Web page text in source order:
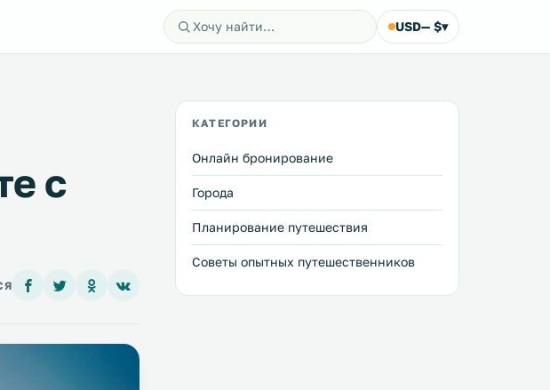
USD— $▾
с
КАТЕГОРИИ
Онлайн бронирование
Города
Планирование путешествия
Советы опытных путешественников